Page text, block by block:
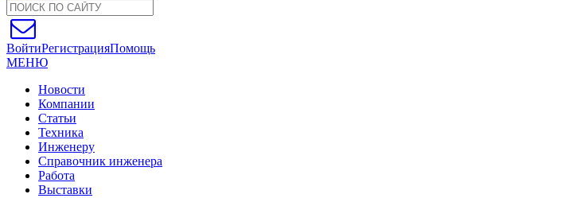
ВойтиРегистрацияПомощь
МЕНЮ
Новости
Компании
Статьи
Техника
Инженеру
Справочник инженера
Работа
Выставки